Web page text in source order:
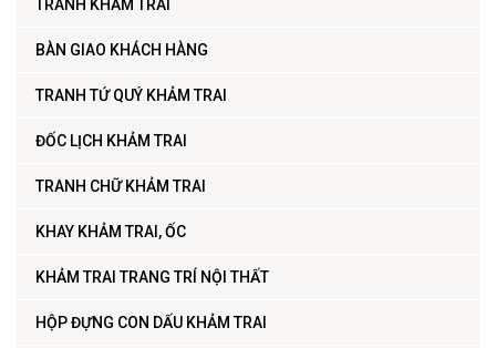
TRANH KHẢM TRAI
BÀN GIAO KHÁCH HÀNG
TRANH TỨ QUÝ KHẢM TRAI
ĐỐC LỊCH KHẢM TRAI
TRANH CHỮ KHẢM TRAI
KHAY KHẢM TRAI, ỐC
KHẢM TRAI TRANG TRÍ NỘI THẤT
HỘP ĐỰNG CON DẤU KHẢM TRAI